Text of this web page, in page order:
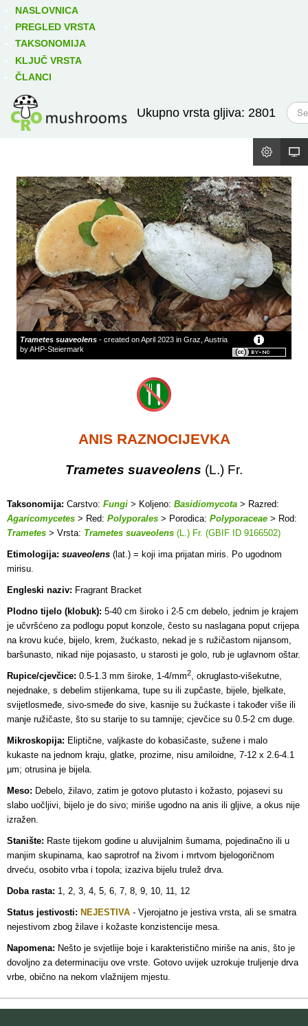
NASLOVNICA
PREGLED VRSTA
TAKSONOMIJA
KLJUČ VRSTA
ČLANCI
Ukupno vrsta gljiva: 2801
T
r
ž
Trametes suaveolens - created on April 2023 in Graz, Austria
by AHP-Steiermark
ANIS RAZNOCIJEVKA
Trametes suaveolens (L.) Fr.
Taksonomija: Carstvo: Fungi > Koljeno: Basidiomycota > Razred:
Agaricomycetes > Red: Polyporales > Porodica: Polyporaceae > Rod:
Trametes > Vrsta: Trametes suaveolens (L.) Fr. (GBIF ID 9166502)
Etimologija: suaveolens (lat.) = koji ima prijatan miris. Po ugodnom
mirisu.
Engleski naziv: Fragrant Bracket
Plodno tijelo (klobuk): 5-40 cm široko i 2-5 cm debelo, jednim je krajem
je učvršćeno za podlogu poput konzole, često su naslagana poput crijepa
na krovu kuće, bijelo, krem, žućkasto, nekad je s ružičastom nijansom,
baršunasto, nikad nije pojasasto, u starosti je golo, rub je uglavnom oštar.
Rupice/cjevčice: 0.5-1.3 mm široke, 1-4/mm2, okruglasto-višekutne,
nejednake, s debelim stijenkama, tupe su ili zupčaste, bijele, bjelkate,
svijetlosmeđe, sivo-smeđe do sive, kasnije su žućkaste i također više ili
manje ružičaste, što su starije to su tamnije; cjevčice su 0.5-2 cm duge.
Mikroskopija: Eliptične, valjkaste do kobasičaste, sužene i malo
kukaste na jednom kraju, glatke, prozirne, nisu amiloidne, 7-12 x 2.6-4.1
µm; otrusina je bijela.
Meso: Debelo, žilavo, zatim je gotovo plutasto i kožasto, pojasevi su
slabo uočljivi, bijelo je do sivo; miriše ugodno na anis ili gljive, a okus nije
izražen.
Stanište: Raste tijekom godine u aluvijalnim šumama, pojedinačno ili u
manjim skupinama, kao saprotrof na živom i mrtvom bjelogoričnom
drveću, osobito vrba i topola; izaziva bijelu trulež drva.
Doba rasta: 1, 2, 3, 4, 5, 6, 7, 8, 9, 10, 11, 12
Status jestivosti: NEJESTIVA - Vjerojatno je jestiva vrsta, ali se smatra
nejestivom zbog žilave i kožaste konzistencije mesa.
Napomena: Nešto je svjetlije boje i karakteristično miriše na anis, što je
dovoljno za determinaciju ove vrste. Gotovo uvijek uzrokuje truljenje drva
vrbe, obično na nekom vlažnijem mjestu.
Izravno podređene niže takse: